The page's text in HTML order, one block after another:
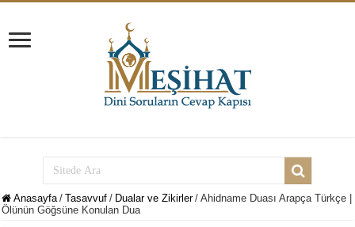
Anasayfa / Tasavvuf / Dualar ve Zikirler / Ahidname Duası Arapça Türkçe |
Ölünün Göğsüne Konulan Dua